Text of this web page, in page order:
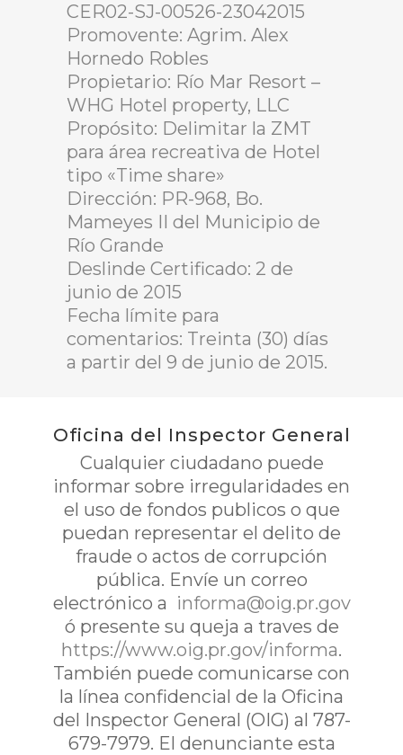
CER02-SJ-00526-23042015
Promovente: Agrim. Alex
Hornedo Robles
Propietario: Río Mar Resort –
WHG Hotel property, LLC
Propósito: Delimitar la ZMT
para área recreativa de Hotel
tipo «Time share»
Dirección: PR-968, Bo.
Mameyes II del Municipio de
Río Grande
Deslinde Certificado: 2 de
junio de 2015
Fecha límite para
comentarios: Treinta (30) días
a partir del 9 de junio de 2015.
Oficina del Inspector General
Cualquier ciudadano puede
informar sobre irregularidades en
el uso de fondos publicos o que
puedan representar el delito de
fraude o actos de corrupción
pública. Envíe un correo
electrónico a informa@oig.pr.gov
ó presente su queja a traves de
https://www.oig.pr.gov/informa.
También puede comunicarse con
la línea confidencial de la Oficina
del Inspector General (OIG) al 787-
679-7979. El denunciante esta